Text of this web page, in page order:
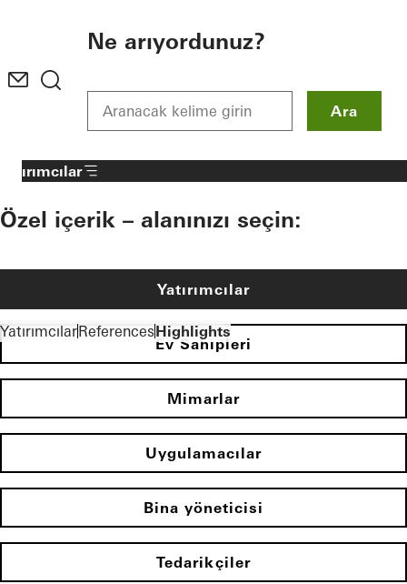
Ne arıyordunuz?
Ara
YatırımcılarReferencesHighlights
Yatırımcılar
Özel içerik – alanınızı seçin:
Yatırımcılar
Ev Sahipleri
Mimarlar
Uygulamacılar
Bina yöneticisi
Tedarikçiler